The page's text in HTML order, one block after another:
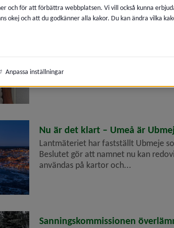
Rut Niska Säfström är en
engagemang inom kyrkan och
språk och kultur,...
2026-04-14
Nu är det klart – Umeå är
Lantmäteriet har fastställt Ubmeje
Beslutet gör att namnet nu kan
användas på kartor och...
2026-04-14
Sanningskommissionen
och för att förbättra webbplatsen. Vi vill också kunna
okej och att du godkänner alla kakor. Du kan ändra vilka
Anpassa inställningar